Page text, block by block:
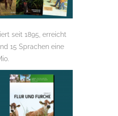
seit 1895, erreicht
15 Sprachen eine